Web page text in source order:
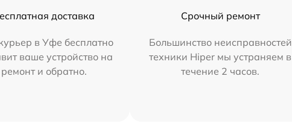
доставка
в Уфе бесплатно
ваше устройство на
ремонт и обратно.
Срочный ремонт
Большинство неисправностей
техники Hiper мы устраняем в
течение 2 часов.